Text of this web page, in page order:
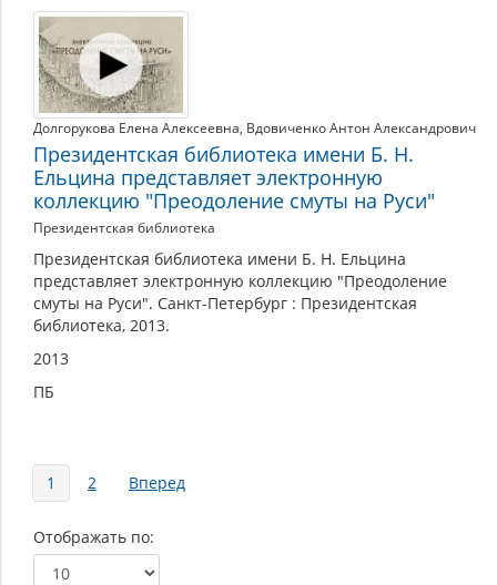
Долгорукова Елена Алексеевна, Вдовиченко Антон Александрович
Президентская библиотека имени Б. Н.
Ельцина представляет электронную
коллекцию "Преодоление смуты на Руси"
Президентская библиотека
Президентская библиотека имени Б. Н. Ельцина
представляет электронную коллекцию "Преодоление
смуты на Руси". Санкт-Петербург : Президентская
библиотека, 2013.
2013
ПБ
Страницы
1 2 Вперед
Отображать по